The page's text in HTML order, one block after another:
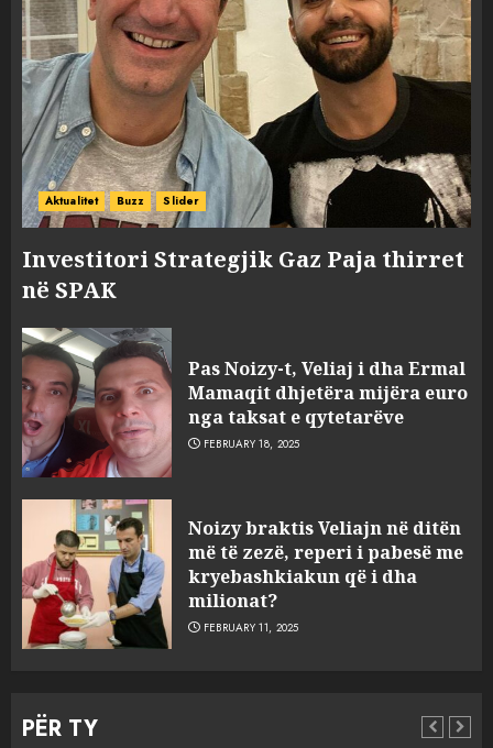
Aktualitet Buzz Slider
Investitori Strategjik Gaz Paja thirret
në SPAK
Pas Noizy-t, Veliaj i dha Ermal
Mamaqit dhjetëra mijëra euro
nga taksat e qytetarëve
FEBRUARY 18, 2025
Noizy braktis Veliajn në ditën
më të zezë, reperi i pabesë me
kryebashkiakun që i dha
milionat?
FEBRUARY 11, 2025
PËR TY
3
sulmuan “One Albania”,
ngjarja u fsheh. A u vodhën
serverat?
4
çfarë dënimi kërkon për
Mariela dhe Antonela
Berishën
MARCH 25, 2025
dëshmia e Nuredin Dumanit